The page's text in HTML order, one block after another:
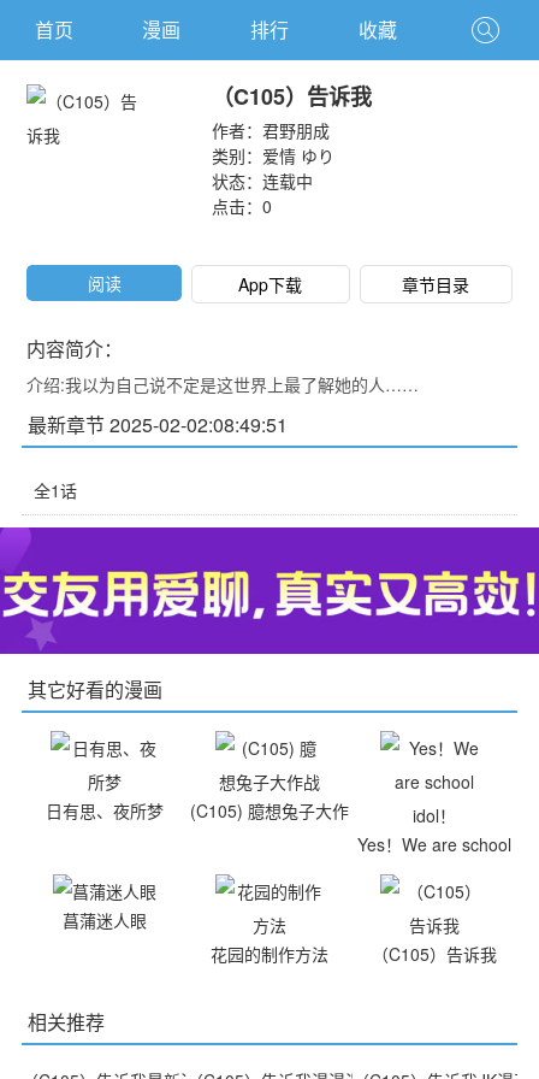
首页 漫画 排行 收藏
（C105）告诉我
作者： 君野朋成
类别： 爱情 ゆり
状态：连载中
点击： 0
阅读 App下载 章节目录
内容简介：
介绍:我以为自己说不定是这世界上最了解她的人……
最新章节 2025-02-02:08:49:51
全1话
其它好看的漫画
日有思、夜所梦
(C105) 臆想兔子大作
Yes！We are school
菖蒲迷人眼
花园的制作方法
（C105）告诉我
相关推荐